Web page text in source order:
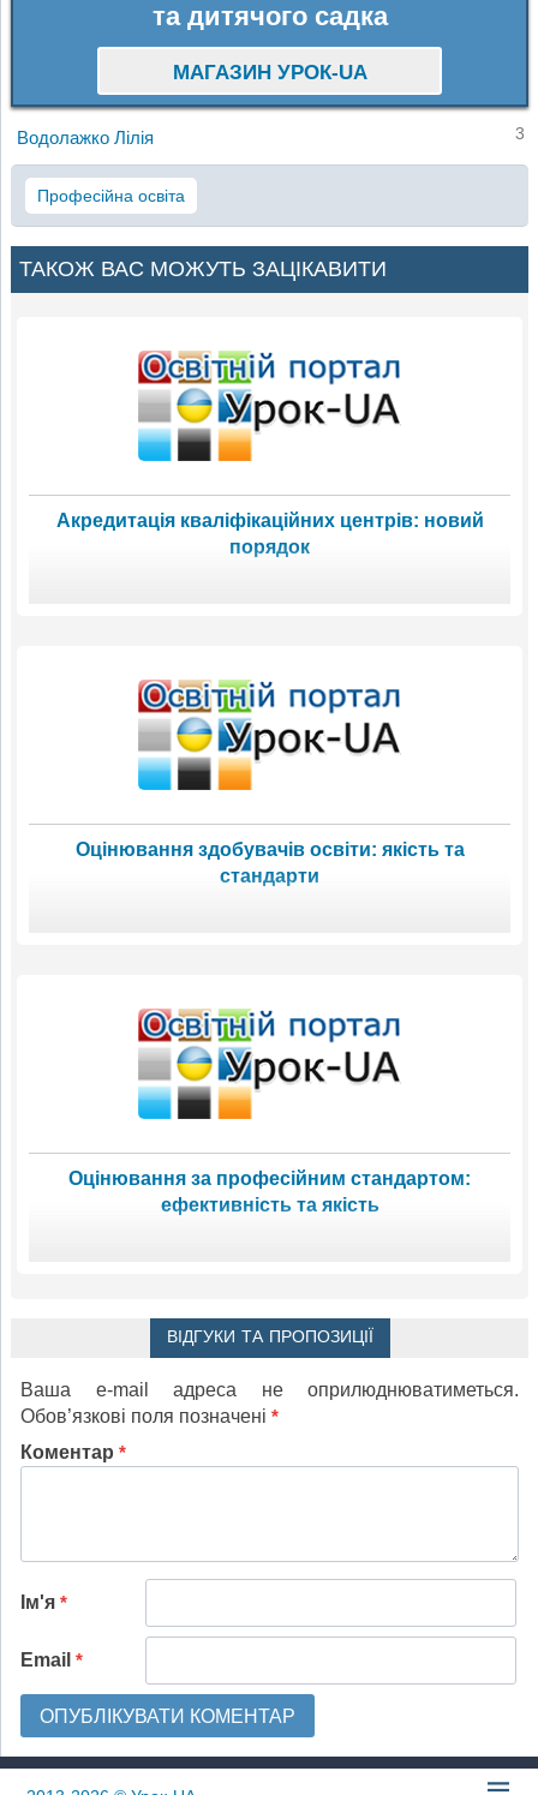
та дитячого садка
МАГАЗИН УРОК-UA
Водолажко Лілія 3
Професійна освіта
ТАКОЖ ВАС МОЖУТЬ ЗАЦІКАВИТИ
Акредитація кваліфікаційних центрів: новий
порядок
Оцінювання здобувачів освіти: якість та
стандарти
Оцінювання за професійним стандартом:
ефективність та якість
ВІДГУКИ ТА ПРОПОЗИЦІЇ
Ваша e-mail адреса не оприлюднюватиметься.
Обов’язкові поля позначені *
Коментар *
Ім'я *
Email *